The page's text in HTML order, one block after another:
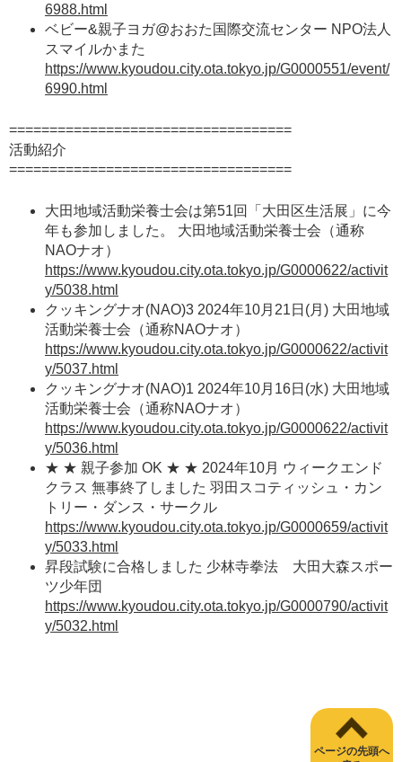
6988.html
ベビー&親子ヨガ@おおた国際交流センター NPO法人
スマイルかまた
https://www.kyoudou.city.ota.tokyo.jp/G0000551/event/
6990.html
===================================
活動紹介
===================================
大田地域活動栄養士会は第51回「大田区生活展」に今
年も参加しました。 大田地域活動栄養士会（通称
NAOナオ）
https://www.kyoudou.city.ota.tokyo.jp/G0000622/activit
y/5038.html
クッキングナオ(NAO)3 2024年10月21日(月) 大田地域
活動栄養士会（通称NAOナオ）
https://www.kyoudou.city.ota.tokyo.jp/G0000622/activit
y/5037.html
クッキングナオ(NAO)1 2024年10月16日(水) 大田地域
活動栄養士会（通称NAOナオ）
https://www.kyoudou.city.ota.tokyo.jp/G0000622/activit
y/5036.html
★ ★ 親子参加 OK ★ ★ 2024年10月 ウィークエンド
クラス 無事終了しました 羽田スコティッシュ・カン
トリー・ダンス・サークル
https://www.kyoudou.city.ota.tokyo.jp/G0000659/activit
y/5033.html
昇段試験に合格しました 少林寺拳法 大田大森スポー
ツ少年団
https://www.kyoudou.city.ota.tokyo.jp/G0000790/activit
y/5032.html
ページの先頭へ